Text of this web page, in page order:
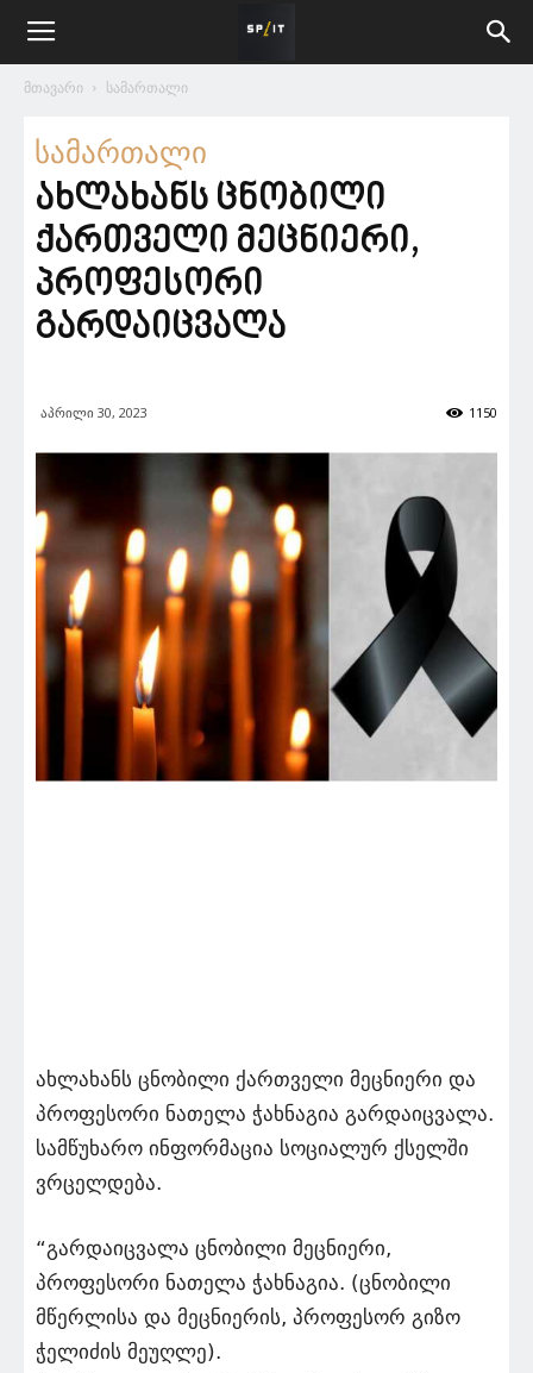
მთავარი სამართალი
სამართალი
ახლახანს ცნობილი
ქართველი მეცნიერი,
პროფესორი
გარდაიცვალა
აპრილი 30, 2023 1150
ახლახანს ცნობილი ქართველი მეცნიერი და
პროფესორი ნათელა ჭახნაგია გარდაიცვალა.
სამწუხარო ინფორმაცია სოციალურ ქსელში
ვრცელდება.
“გარდაიცვალა ცნობილი მეცნიერი,
პროფესორი ნათელა ჭახნაგია. (ცნობილი
მწერლისა და მეცნიერის, პროფესორ გიზო
ჭელიძის მეუღლე).